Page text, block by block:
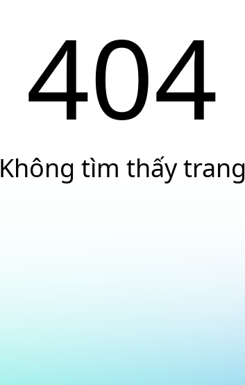
404
Không tìm thấy trang